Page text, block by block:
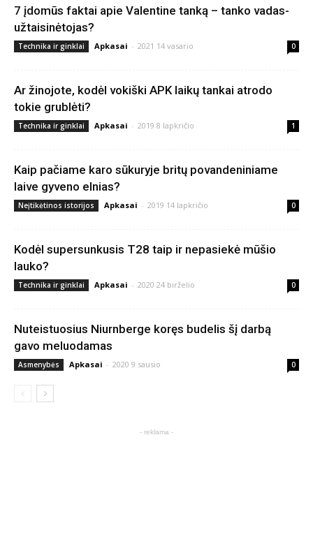
7 įdomūs faktai apie Valentine tanką – tanko vadas-
užtaisinėtojas?
Technika ir ginklai Apkasai - 2021 14 vasario 0
Ar žinojote, kodėl vokiški APK laikų tankai atrodo
tokie grublėti?
Technika ir ginklai Apkasai - 2019 8 lapkričio 1
Kaip pačiame karo sūkuryje britų povandeniniame
laive gyveno elnias?
Neįtikėtinos istorijos Apkasai - 2019 14 lapkričio 0
Kodėl supersunkusis T28 taip ir nepasiekė mūšio
lauko?
Technika ir ginklai Apkasai - 2020 24 birželio 0
Nuteistuosius Niurnberge koręs budelis šį darbą
gavo meluodamas
Asmenybės Apkasai - 2020 9 sausio 0
- reklama -